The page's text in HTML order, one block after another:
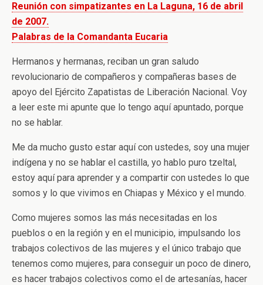
Reunión con simpatizantes en La Laguna, 16 de abril
de 2007.
Palabras de la Comandanta Eucaria
Hermanos y hermanas, reciban un gran saludo
revolucionario de compañeros y compañeras bases de
apoyo del Ejército Zapatistas de Liberación Nacional. Voy
a leer este mi apunte que lo tengo aquí apuntado, porque
no se hablar.
Me da mucho gusto estar aquí con ustedes, soy una mujer
indígena y no se hablar el castilla, yo hablo puro tzeltal,
estoy aquí para aprender y a compartir con ustedes lo que
somos y lo que vivimos en Chiapas y México y el mundo.
Como mujeres somos las más necesitadas en los
pueblos o en la región y en el municipio, impulsando los
trabajos colectivos de las mujeres y el único trabajo que
tenemos como mujeres, para conseguir un poco de dinero,
es hacer trabajos colectivos como el de artesanías, hacer